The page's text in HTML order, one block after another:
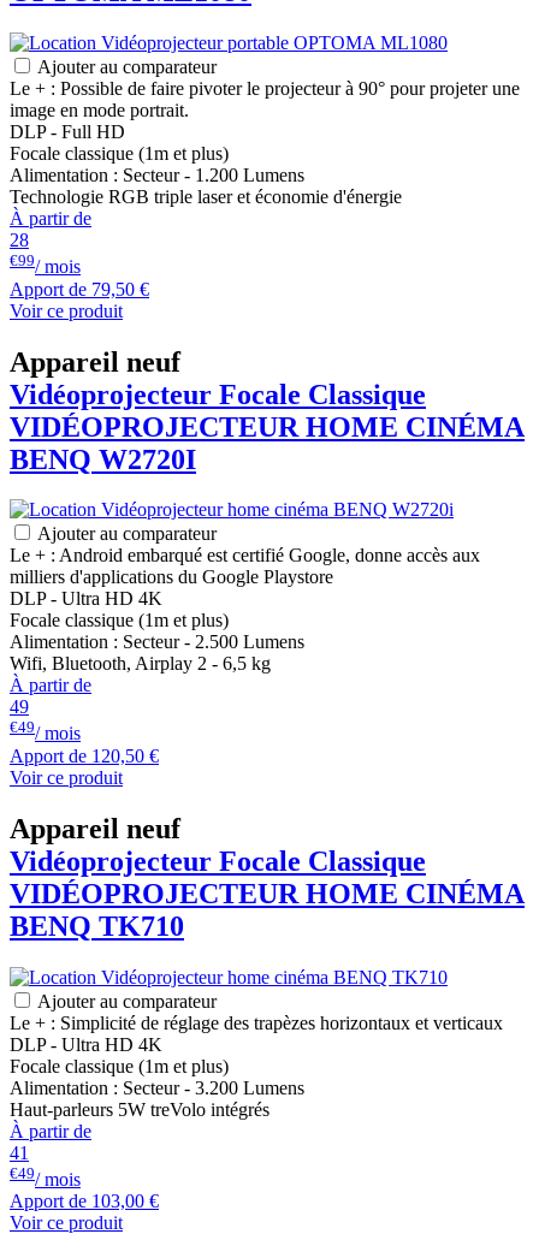
Ajouter au comparateur
Le + : Possible de faire pivoter le projecteur à 90° pour projeter une
image en mode portrait.
DLP - Full HD
Focale classique (1m et plus)
Alimentation : Secteur - 1.200 Lumens
Technologie RGB triple laser et économie d'énergie
À partir de
28
€99/ mois
Apport de 79,50 €
Voir ce produit
Appareil neuf
Vidéoprojecteur Focale Classique
VIDÉOPROJECTEUR HOME CINÉMA
BENQ W2720I
Ajouter au comparateur
Le + : Android embarqué est certifié Google, donne accès aux
milliers d'applications du Google Playstore
DLP - Ultra HD 4K
Focale classique (1m et plus)
Alimentation : Secteur - 2.500 Lumens
Wifi, Bluetooth, Airplay 2 - 6,5 kg
À partir de
49
€49/ mois
Apport de 120,50 €
Voir ce produit
Appareil neuf
Vidéoprojecteur Focale Classique
VIDÉOPROJECTEUR HOME CINÉMA
BENQ TK710
Ajouter au comparateur
Le + : Simplicité de réglage des trapèzes horizontaux et verticaux
DLP - Ultra HD 4K
Focale classique (1m et plus)
Alimentation : Secteur - 3.200 Lumens
Haut-parleurs 5W treVolo intégrés
À partir de
41
€49/ mois
Apport de 103,00 €
Voir ce produit